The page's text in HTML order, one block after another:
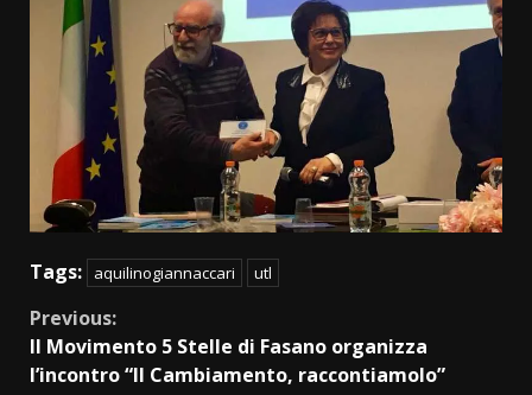
Tags: aquilinogiannaccari utl
Continue
Reading
Previous:
Il Movimento 5 Stelle di Fasano organizza
l’incontro “Il Cambiamento, raccontiamolo”